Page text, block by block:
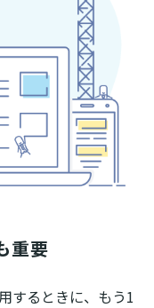
重要
するときに、もう1